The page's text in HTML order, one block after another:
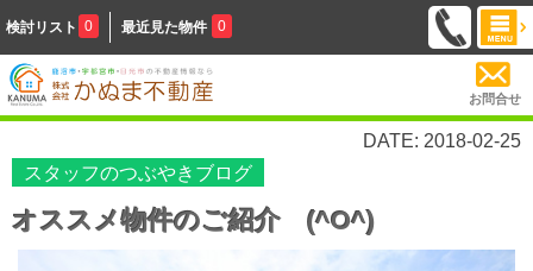
検討リスト 0 最近見た物件 0
お問合せ
DATE: 2018-02-25
スタッフのつぶやきブログ
オススメ物件のご紹介 (^O^)